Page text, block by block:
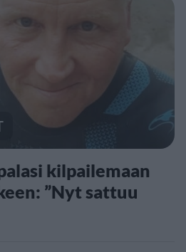
kilpailemaan
”Nyt sattuu